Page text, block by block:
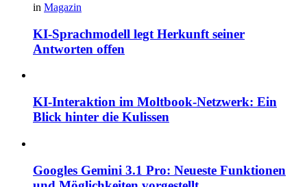
in Magazin
KI-Sprachmodell legt Herkunft seiner
Antworten offen
KI-Interaktion im Moltbook-Netzwerk: Ein
Blick hinter die Kulissen
Googles Gemini 3.1 Pro: Neueste Funktionen